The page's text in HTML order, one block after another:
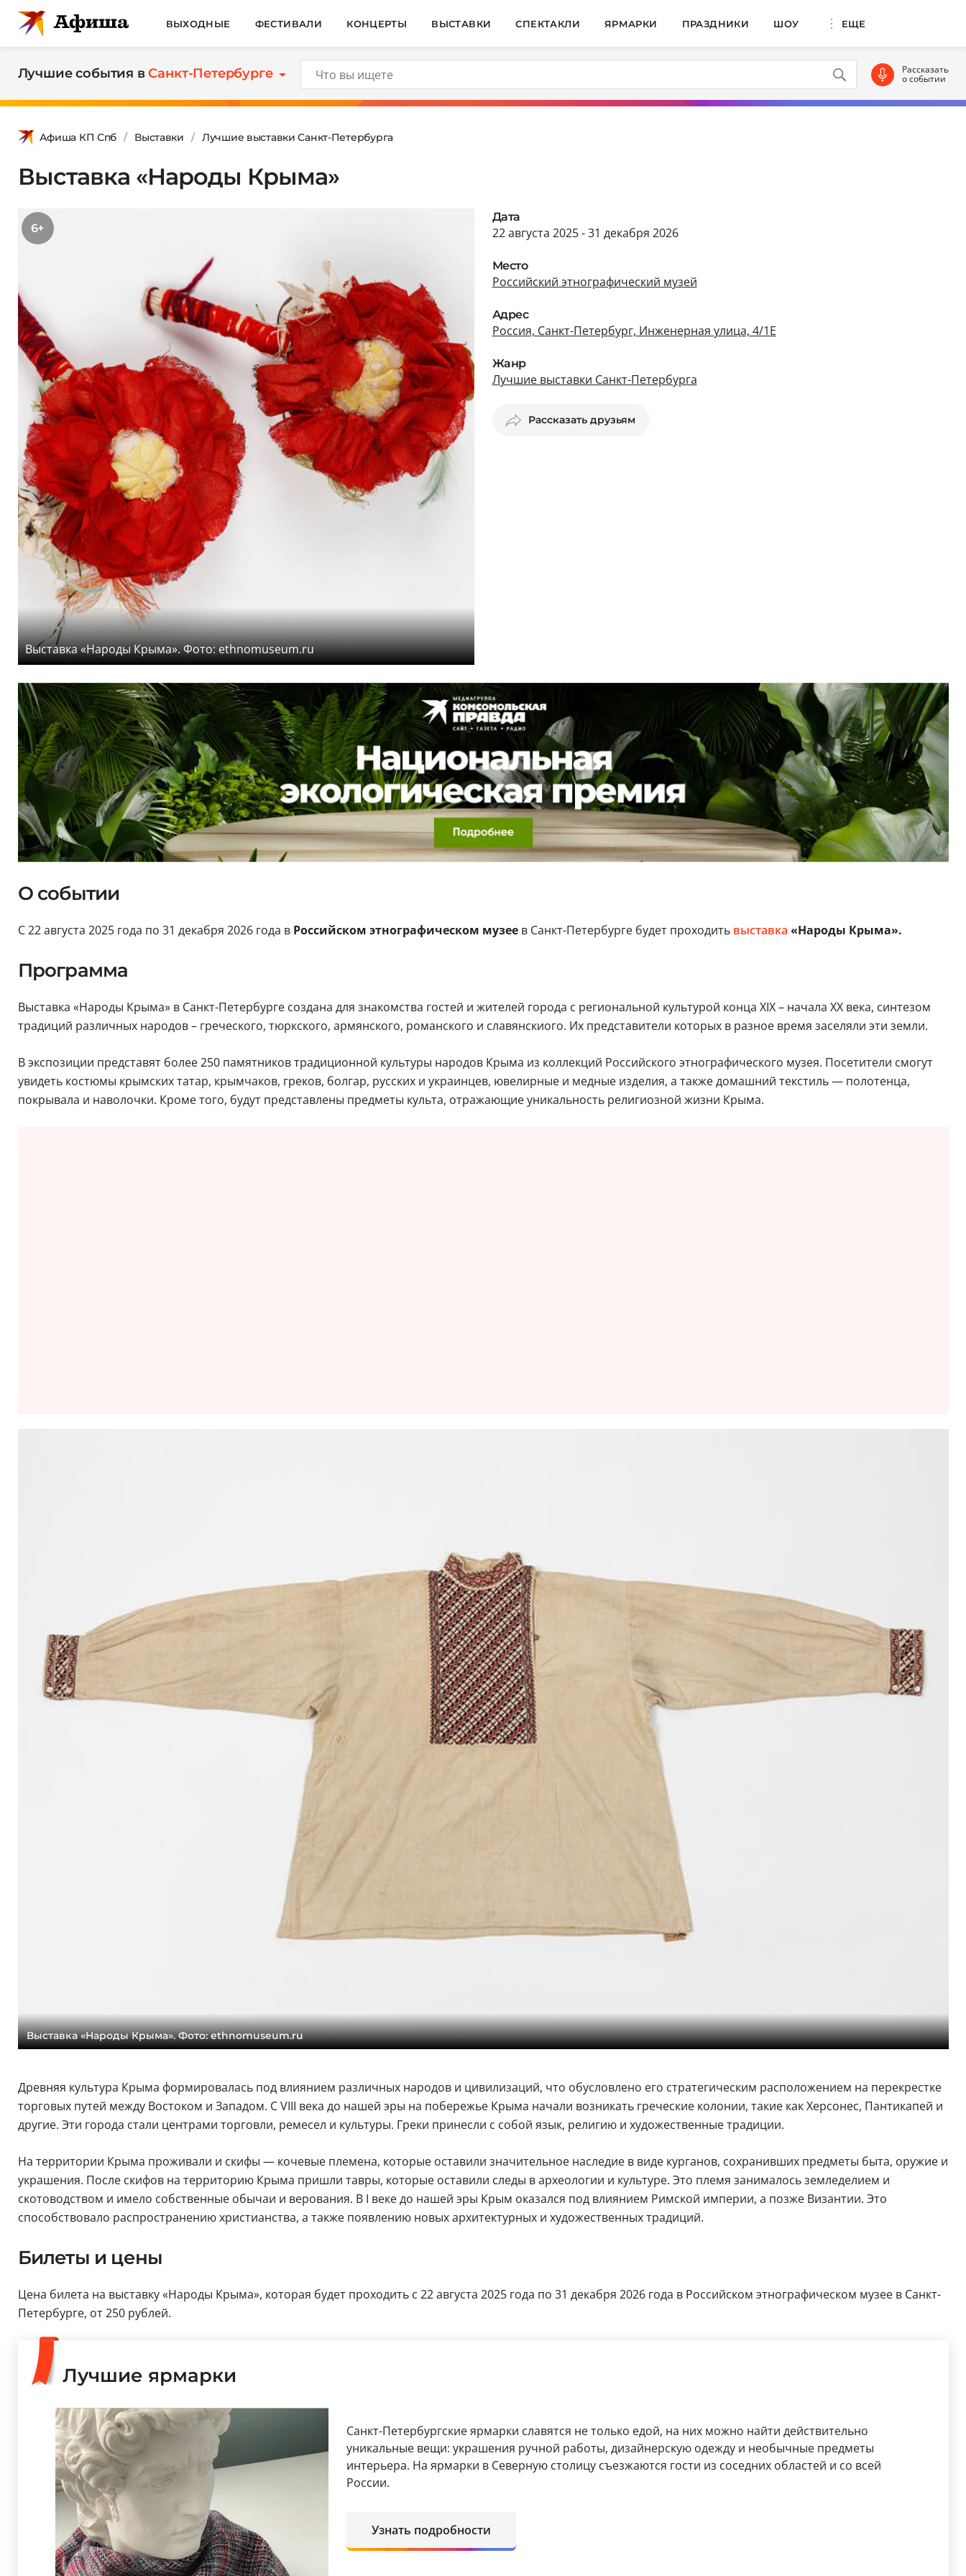
ВЫХОДНЫЕ ФЕСТИВАЛИ КОНЦЕРТЫ ВЫСТАВКИ СПЕКТАКЛИ ЯРМАРКИ ПРАЗДНИКИ ШОУ ЕЩЕ
Лучшие события вСанкт-Петербурге Рассказать
о событии
Афиша КП Спб Выставки Лучшие выставки Санкт-Петербурга
Выставка «Народы Крыма»
6+
Выставка «Народы Крыма». Фото: ethnomuseum.ru
Дата
22 августа 2025 - 31 декабря 2026
Место
Российский этнографический музей
Адрес
Россия, Санкт-Петербург, Инженерная улица, 4/1Е
Жанр
Лучшие выставки Санкт-Петербурга
Рассказать друзьям
О событии
С 22 августа 2025 года по 31 декабря 2026 года в Российском этнографическом музеев Санкт-Петербурге будет проходить выставка «Народы Крыма».
Программа
Выставка «Народы Крыма» в Санкт-Петербурге создана для знакомства гостей и жителей города с региональной культурой конца XIX – начала XX века, синтезом
традиций различных народов – греческого, тюркского, армянского, романского и славянскиого. Их представители которых в разное время заселяли эти земли.
В экспозиции представят более 250 памятников традиционной культуры народов Крыма из коллекций Российского этнографического музея. Посетители смогут
увидеть костюмы крымских татар, крымчаков, греков, болгар, русских и украинцев, ювелирные и медные изделия, а также домашний текстиль — полотенца,
покрывала и наволочки. Кроме того, будут представлены предметы культа, отражающие уникальность религиозной жизни Крыма.
Выставка «Народы Крыма». Фото: ethnomuseum.ru
Древняя культура Крыма формировалась под влиянием различных народов и цивилизаций, что обусловлено его стратегическим расположением на перекрестке
торговых путей между Востоком и Западом. С VIII века до нашей эры на побережье Крыма начали возникать греческие колонии, такие как Херсонес, Пантикапей и
другие. Эти города стали центрами торговли, ремесел и культуры. Греки принесли с собой язык, религию и художественные традиции.
На территории Крыма проживали и скифы — кочевые племена, которые оставили значительное наследие в виде курганов, сохранивших предметы быта, оружие и
украшения. После скифов на территорию Крыма пришли тавры, которые оставили следы в археологии и культуре. Это племя занималось земледелием и
скотоводством и имело собственные обычаи и верования. В I веке до нашей эры Крым оказался под влиянием Римской империи, а позже Византии. Это
способствовало распространению христианства, а также появлению новых архитектурных и художественных традиций.
Билеты и цены
Цена билета на выставку «Народы Крыма», которая будет проходить с 22 августа 2025 года по 31 декабря 2026 года в Российском этнографическом музее в Санкт-
Петербурге, от 250 рублей.
Лучшие ярмарки
Санкт-Петербургские ярмарки славятся не только едой, на них можно найти действительно
уникальные вещи: украшения ручной работы, дизайнерскую одежду и необычные предметы
интерьера. На ярмарки в Северную столицу съезжаются гости из соседних областей и со всей
России.
Узнать подробности